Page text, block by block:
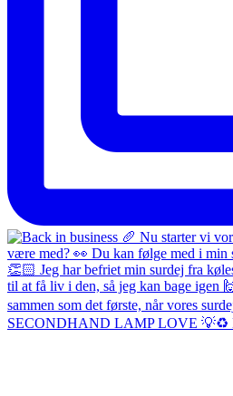
SECONDHAND LAMP LOVE 💡♻️